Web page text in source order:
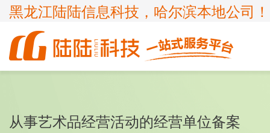
黑龙江陆陆信息科技，哈尔滨本地公司！
企业服务
ISP许可证
知识产权
商标注册
认证服务
ISO9001
项目申报
国家高新企业复审
从事艺术品经营活动的经营单位备案